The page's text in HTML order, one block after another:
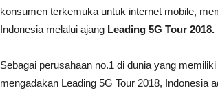
konsumen terkemuka untuk internet mobile,
Indonesia melalui ajang Leading 5G Tour 2018.
Sebagai perusahaan no.1 di dunia yang
mengadakan Leading 5G Tour 2018, Indonesia